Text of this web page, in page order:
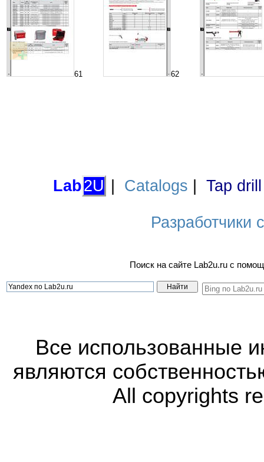
61 62
Lab2U Catalogs Tap
Разработчики
Поиск на сайте Lab2u.ru с
Все использованные
являются
All copyrights